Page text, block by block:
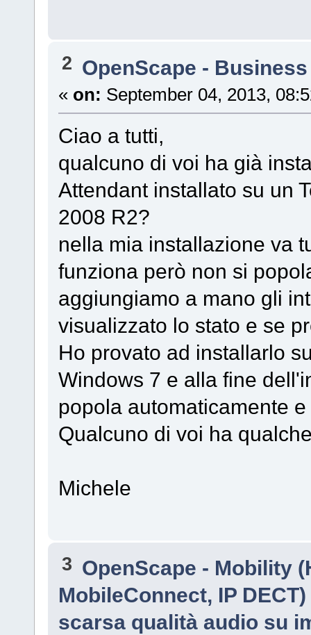
2 OpenScape - Business
« on: September 04, 2013,
Ciao a tutti,
qualcuno di voi ha già
Attendant installato su un
2008 R2?
nella mia installazione va
funziona però non si
aggiungiamo a mano gli
visualizzato lo stato e se
Ho provato ad installarlo
Windows 7 e alla fine
popola automaticamente
Qualcuno di voi ha
Michele
3 OpenScape - Mobility
MobileConnect, IP DECT)
scarsa qualità audio su